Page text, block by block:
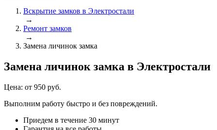
Вскрытие замков в Электростали
→
Ремонт замков
→
Замена личинок замка
Замена личинок замка в Электростали
Цена: от 950 руб.
Выполним работу быстро и без повреждений.
Приедем в течение 30 минут